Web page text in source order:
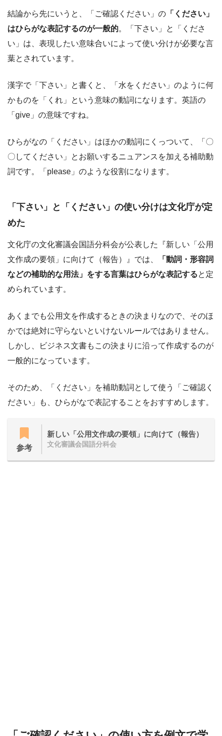
結論から先にいうと、「ご確認ください」の 「ください」
はひらがな表記するのが一般的。「下さい」と「くださ
い」は、表現したい意味合いによって使い分けが必要な言
葉とされています。
漢字で「下さい」と書くと、「水をください」のように何
かものを「くれ」という意味の動詞になります。英語の
「give」の意味ですね。
ひらがなの「ください」はほかの動詞にくっついて、「〇
〇してください」とお願いするニュアンスを加える補助動
詞です。「please」のような役割になります。
「下さい」と「ください」の使い分けは文化庁が定
めた
文化庁の文化審議会国語分科会が公表した『新しい「公用
文作成の要領」に向けて（報告）』では、
「動詞・形容詞
などの補助的な用法」をする言葉はひらがな表記すると定
められています。
あくまでも公用文を作成するときの決まりなので、そのほ
かでは絶対に守らないといけないルールではありません。
しかし、ビジネス文書もこの決まりに沿って作成するのが
一般的になっています。
そのため、「ください」を補助動詞として使う「ご確認く
ださい」も、ひらがなで表記することをおすすめします。
参考
新しい「公用文作成の要領」に向けて（報告）
文化審議会国語分科会